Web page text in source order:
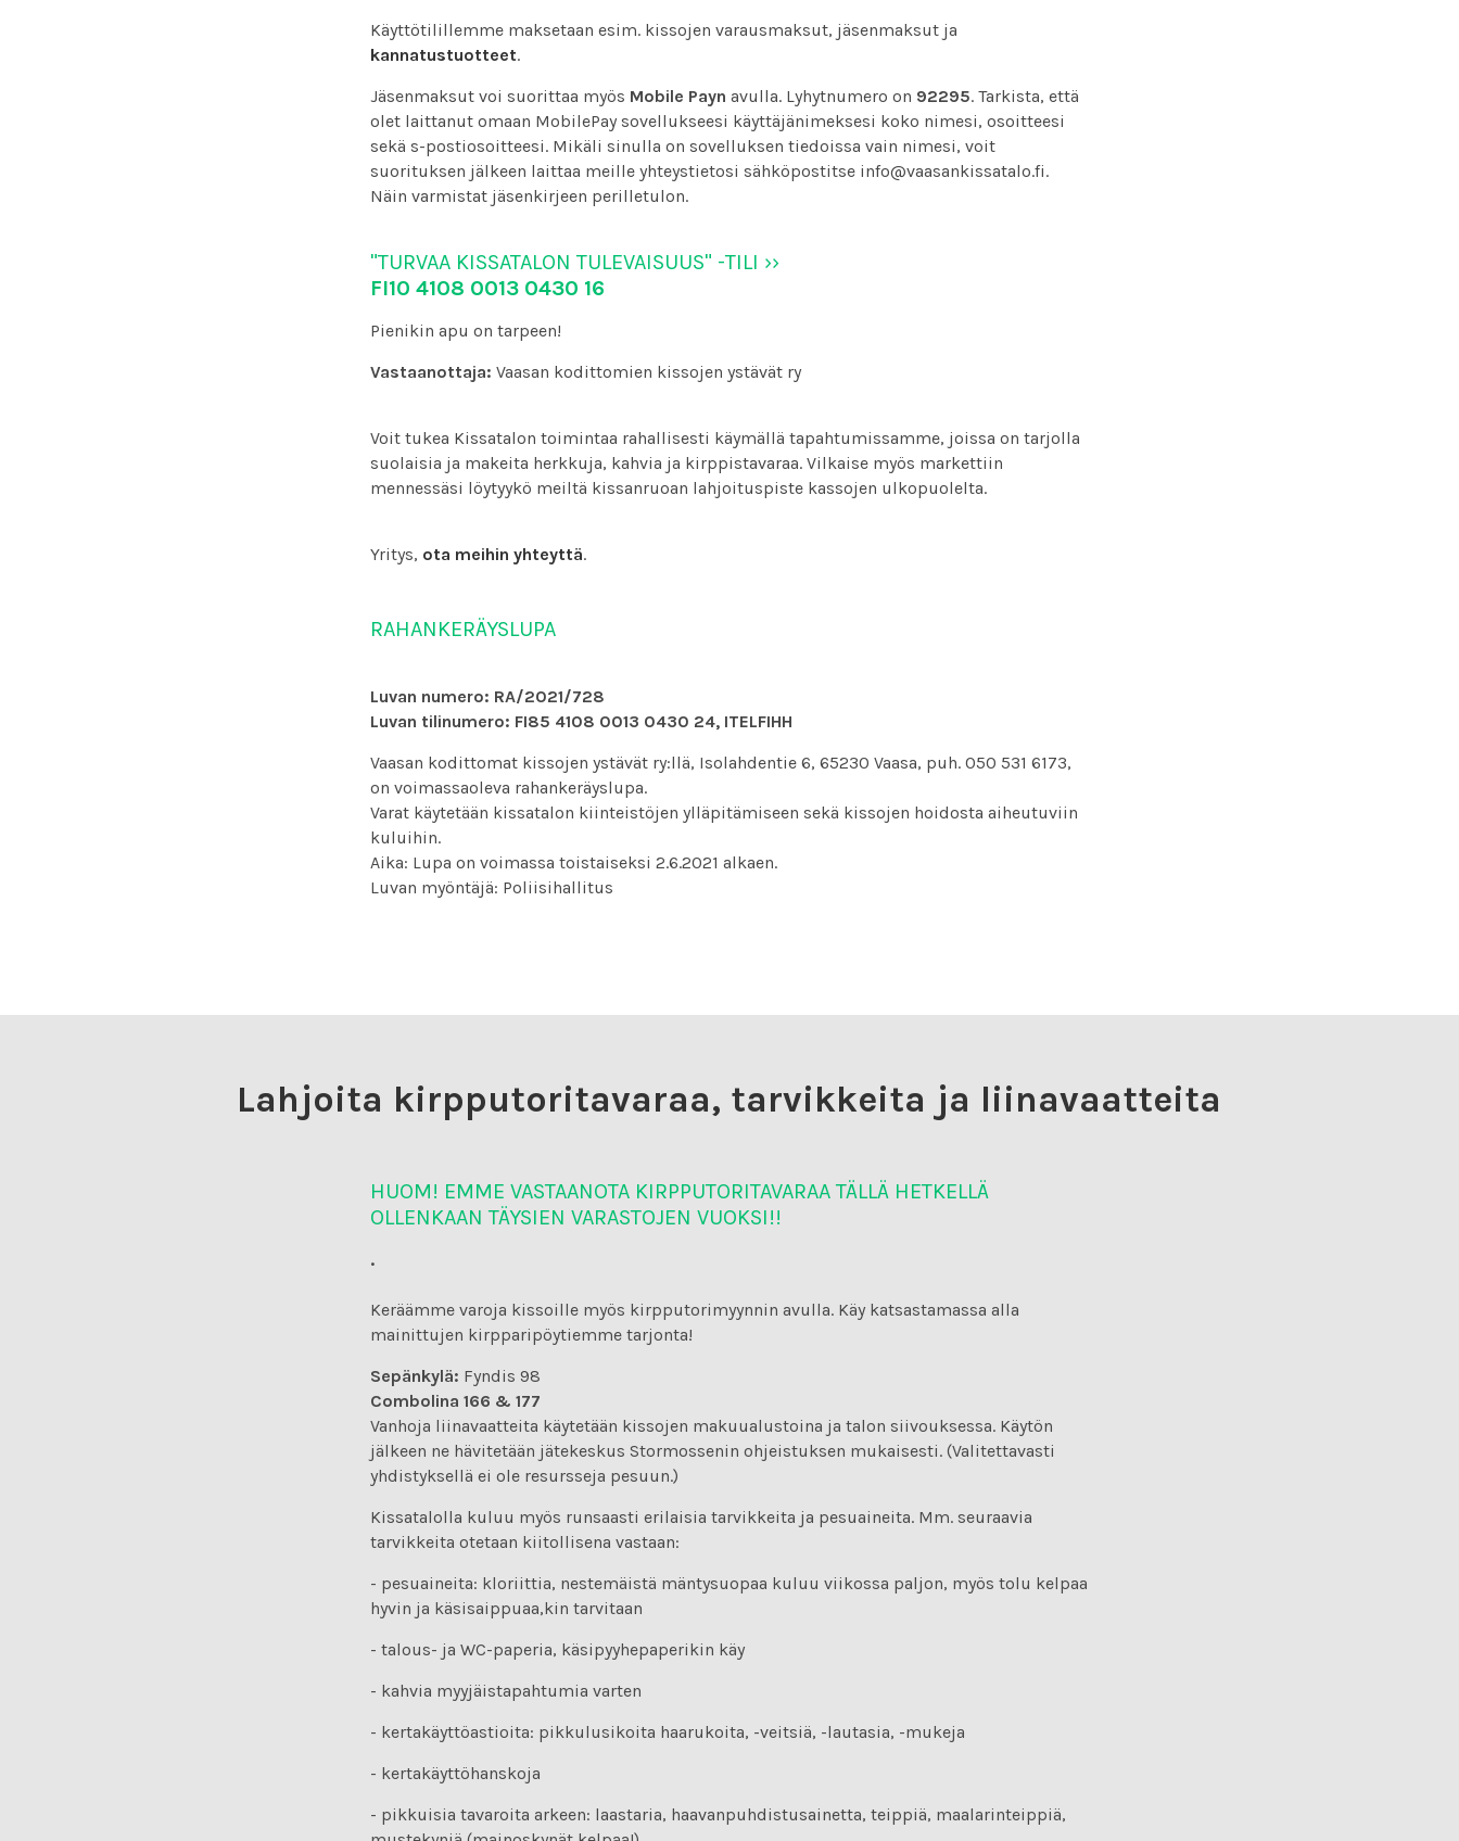
Käyttötilillemme maksetaan esim. kissojen varausmaksut, jäsenmaksut ja
kannatustuotteet.
Jäsenmaksut voi suorittaa myös Mobile Payn avulla. Lyhytnumero on 92295. Tarkista, että
olet laittanut omaan MobilePay sovellukseesi käyttäjänimeksesi koko nimesi, osoitteesi
sekä s-postiosoitteesi. Mikäli sinulla on sovelluksen tiedoissa vain nimesi, voit
suorituksen jälkeen laittaa meille yhteystietosi sähköpostitse info@vaasankissatalo.fi.
Näin varmistat jäsenkirjeen perilletulon.
"TURVAA KISSATALON TULEVAISUUS" -TILI ››
FI10 4108 0013 0430 16
Pienikin apu on tarpeen!
Vastaanottaja: Vaasan kodittomien kissojen ystävät ry
Voit tukea Kissatalon toimintaa rahallisesti käymällä tapahtumissamme, joissa on tarjolla
suolaisia ja makeita herkkuja, kahvia ja kirppistavaraa. Vilkaise myös markettiin
mennessäsi löytyykö meiltä kissanruoan lahjoituspiste kassojen ulkopuolelta.
Yritys, ota meihin yhteyttä.
RAHANKERÄYSLUPA
Luvan numero: RA/2021/728
Luvan tilinumero: FI85 4108 0013 0430 24, ITELFIHH
Vaasan kodittomat kissojen ystävät ry:llä, Isolahdentie 6, 65230 Vaasa, puh. 050 531 6173,
on voimassaoleva rahankeräyslupa.
Varat käytetään kissatalon kiinteistöjen ylläpitämiseen sekä kissojen hoidosta aiheutuviin
kuluihin.
Aika: Lupa on voimassa toistaiseksi 2.6.2021 alkaen.
Luvan myöntäjä: Poliisihallitus
Lahjoita kirpputoritavaraa, tarvikkeita ja liinavaatteita
HUOM! EMME VASTAANOTA KIRPPUTORITAVARAA TÄLLÄ HETKELLÄ
OLLENKAAN TÄYSIEN VARASTOJEN VUOKSI!!
.
Keräämme varoja kissoille myös kirpputorimyynnin avulla. Käy katsastamassa alla
mainittujen kirpparipöytiemme tarjonta!
Sepänkylä: Fyndis 98
Combolina 166 & 177
Vanhoja liinavaatteita käytetään kissojen makuualustoina ja talon siivouksessa. Käytön
jälkeen ne hävitetään jätekeskus Stormossenin ohjeistuksen mukaisesti. (Valitettavasti
yhdistyksellä ei ole resursseja pesuun.)
Kissatalolla kuluu myös runsaasti erilaisia tarvikkeita ja pesuaineita. Mm. seuraavia
tarvikkeita otetaan kiitollisena vastaan:
- pesuaineita: kloriittia, nestemäistä mäntysuopaa kuluu viikossa paljon, myös tolu kelpaa
hyvin ja käsisaippuaa,kin tarvitaan
- talous- ja WC-paperia, käsipyyhepaperikin käy
- kahvia myyjäistapahtumia varten
- kertakäyttöastioita: pikkulusikoita haarukoita, -veitsiä, -lautasia, -mukeja
- kertakäyttöhanskoja
- pikkuisia tavaroita arkeen: laastaria, haavanpuhdistusainetta, teippiä, maalarinteippiä,